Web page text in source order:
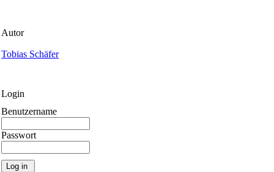
Autor
Tobias Schäfer
Login
Benutzername
Passwort